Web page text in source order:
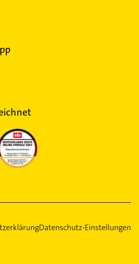
Datenschutz-Einstellungen